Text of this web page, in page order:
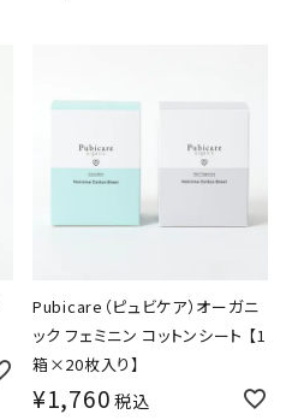
Pubicare（ピュビケア）オーガニ
ック フェミニン コットンシート 【1
箱×20枚入り】
¥1,760 税込